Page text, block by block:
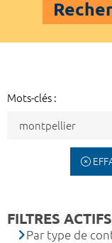
Mots-clés :
FILTRES ACTIFS
Par type de